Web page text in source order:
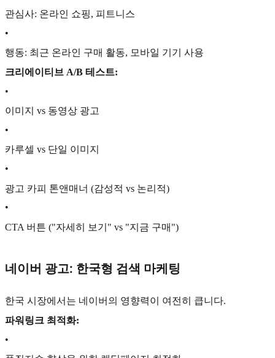
관심사: 온라인 쇼핑, 피트니스
•
행동: 최근 온라인 구매 활동, 모바일 기기 사용
크리에이티브 A/B 테스트:
•
이미지 vs 동영상 광고
•
카루셀 vs 단일 이미지
•
광고 카피 톤앤매너 (감성적 vs 논리적)
•
CTA 버튼 ("자세히 보기" vs "지금 구매")
네이버 광고: 한국형 검색 마케팅
한국 시장에서는 네이버의 영향력이 여전히 큽니다.
파워링크 최적화:
•